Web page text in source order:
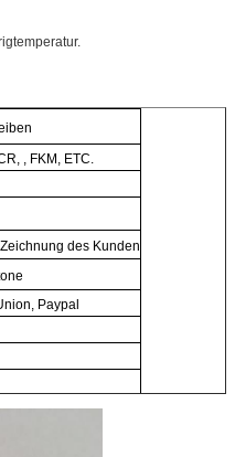
, FKM, ETC.
des Kunden
Paypal